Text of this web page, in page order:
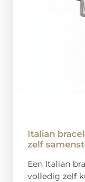
Italian
zelf
Een Italian
volledig zelf